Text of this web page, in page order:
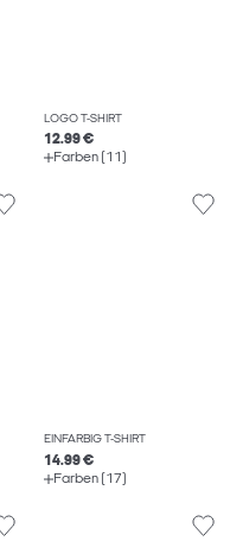
LOGO T-SHIRT
12.99 €
Farben (11)
EINFARBIG T-SHIRT
14.99 €
Farben (17)